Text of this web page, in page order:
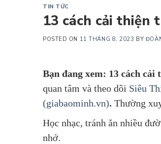
TIN TỨC
13 cách cải thiện
POSTED ON 11 THÁNG 8, 2023 BY
Bạn đang xem: 13 cách
quan tâm và theo dõi Siêu
(giabaominh.vn). Thường
Học nhạc, tránh ăn nhiều
nhớ.